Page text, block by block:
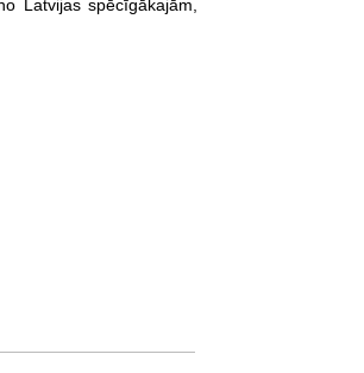
Latvijas spēcīgākajām,